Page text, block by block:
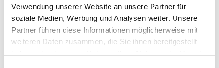
Verwendung unserer Website an unsere Partner für
soziale Medien, Werbung und Analysen weiter. Unsere
Partner führen diese Informationen möglicherweise mit
weiteren Daten zusammen, die Sie ihnen bereitgestellt
TISCH UND BANK MIT STAHLFUSS
Robuste Sitzgarnitur für gemütliches
Beisammensein.